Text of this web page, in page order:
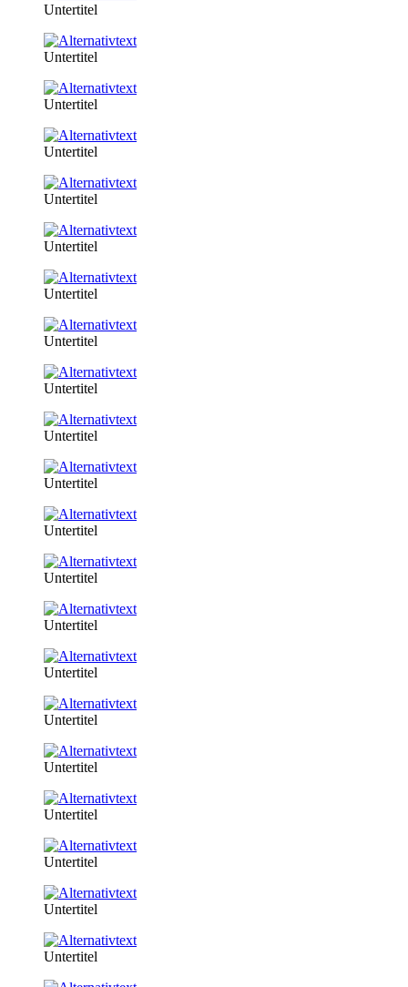
Untertitel
Untertitel
Untertitel
Untertitel
Untertitel
Untertitel
Untertitel
Untertitel
Untertitel
Untertitel
Untertitel
Untertitel
Untertitel
Untertitel
Untertitel
Untertitel
Untertitel
Untertitel
Untertitel
Untertitel
Untertitel